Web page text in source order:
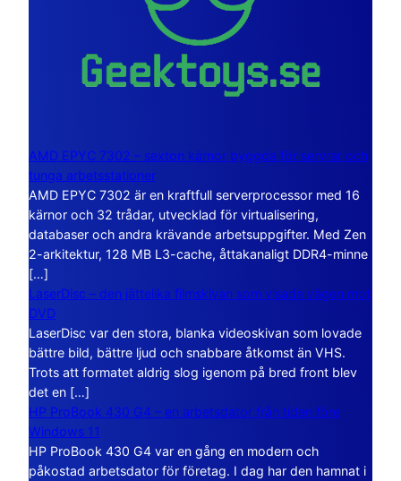
AMD EPYC 7302 – sexton kärnor byggda för servrar och
tunga arbetsstationer
AMD EPYC 7302 är en kraftfull serverprocessor med 16
kärnor och 32 trådar, utvecklad för virtualisering,
databaser och andra krävande arbetsuppgifter. Med Zen
2-arkitektur, 128 MB L3-cache, åttakanaligt DDR4-minne
[…]
LaserDisc – den jättelika filmskivan som visade vägen mot
DVD
LaserDisc var den stora, blanka videoskivan som lovade
bättre bild, bättre ljud och snabbare åtkomst än VHS.
Trots att formatet aldrig slog igenom på bred front blev
det en […]
HP ProBook 430 G4 – en arbetsdator från tiden före
Windows 11
HP ProBook 430 G4 var en gång en modern och
påkostad arbetsdator för företag. I dag har den hamnat i